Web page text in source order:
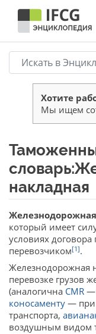
Хотите
Мы ищем
накладная
Перейти к:
который имеет
условиях договора
перевозчиком[1].
Железнодорожная
перевозке грузов
(аналогична CMR —
коносаменту — при
транспорта,
воздушным видом